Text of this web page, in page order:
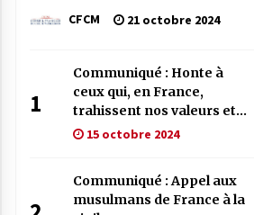
En France, des complotistes et
CFCM 21 octobre 2024
1
Communiqué : Honte à
ceux qui, en France,
trahissent nos valeurs et
défendent les crimes de
15 octobre 2024
Communiqué : Appel aux
musulmans de France à la